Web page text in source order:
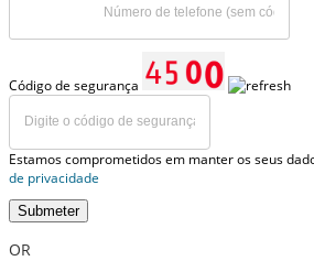
Código de segurança
Estamos comprometidos em manter os seus
de privacidade
Submeter
OR